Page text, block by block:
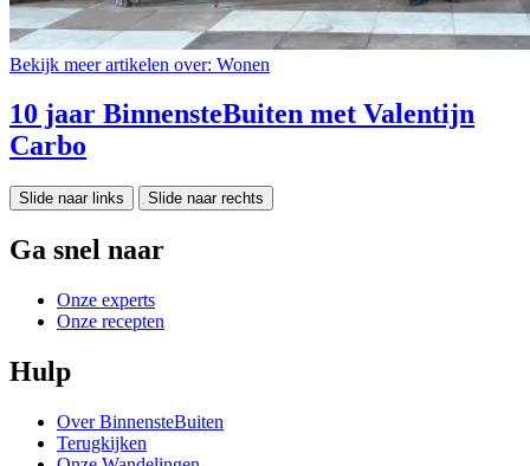
Bekijk meer artikelen over: Wonen
10 jaar BinnensteBuiten met Valentijn
Carbo
Slide naar links Slide naar rechts
Ga snel naar
Onze experts
Onze recepten
Hulp
Over BinnensteBuiten
Terugkijken